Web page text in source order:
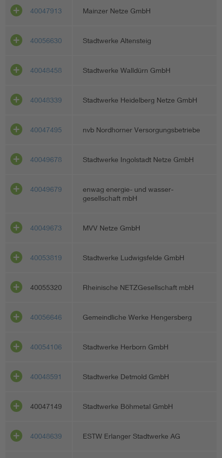
40047913 Mainzer Netze GmbH
40056630 Stadtwerke Altensteig
40048458 Stadtwerke Walldürn GmbH
40048339 Stadtwerke Heidelberg Netze GmbH
40047495 nvb Nordhorner Versorgungsbetriebe
40049678 Stadtwerke Ingolstadt Netze GmbH
40049679
enwag energie- und wasser-
gesellschaft mbH
40049673 MVV Netze GmbH
40053819 Stadtwerke Ludwigsfelde GmbH
40055320 Rheinische NETZGesellschaft mbH
40056646 Gemeindliche Werke Hengersberg
40054106 Stadtwerke Herborn GmbH
40048591 Stadtwerke Detmold GmbH
40047149 Stadtwerke Böhmetal GmbH
40048639 ESTW Erlanger Stadtwerke AG